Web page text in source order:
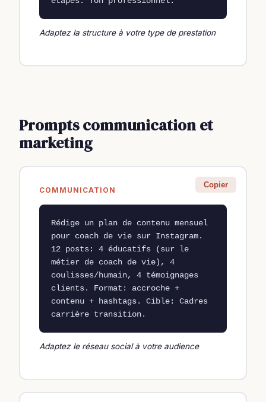
Adaptez la structure à votre type de prestation
Prompts communication et
marketing
COMMUNICATION
Copier
Rédige un plan de contenu mensuel
pour coach de vie sur Instagram.
12 posts: 4 éducatifs (sur le
métier de coach de vie), 4
coulisses/humain, 4 témoignages
clients. Format: accroche +
contenu + hashtags. Cible: Cadres
carrière transition.
Adaptez le réseau social à votre audience